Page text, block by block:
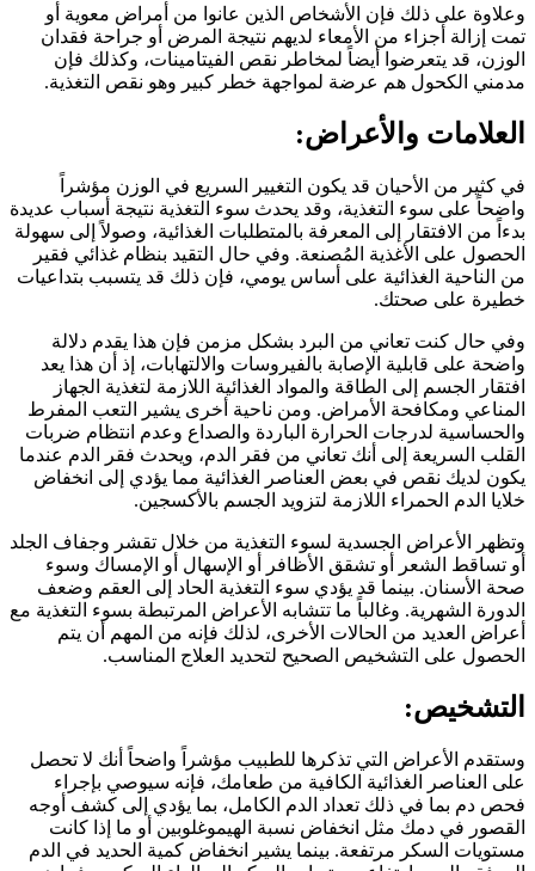
وعلاوة على ذلك فإن الأشخاص الذين عانوا من أمراض معوية أو
تمت إزالة أجزاء من الأمعاء لديهم نتيجة المرض أو جراحة فقدان
الوزن، قد يتعرضوا أيضاً لمخاطر نقص الفيتامينات، وكذلك فإن
مدمني الكحول هم عرضة لمواجهة خطر كبير وهو نقص التغذية.
العلامات والأعراض:
في كثير من الأحيان قد يكون التغيير السريع في الوزن مؤشراً
واضحاً على سوء التغذية، وقد يحدث سوء التغذية نتيجة أسباب عديدة
بدءاً من الافتقار إلى المعرفة بالمتطلبات الغذائية، وصولاً إلى سهولة
الحصول على الأغذية المُصنعة. وفي حال التقيد بنظام غذائي فقير
من الناحية الغذائية على أساس يومي، فإن ذلك قد يتسبب بتداعيات
خطيرة على صحتك.
وفي حال كنت تعاني من البرد بشكل مزمن فإن هذا يقدم دلالة
واضحة على قابلية الإصابة بالفيروسات والالتهابات، إذ أن هذا يعد
افتقار الجسم إلى الطاقة والمواد الغذائية اللازمة لتغذية الجهاز
المناعي ومكافحة الأمراض. ومن ناحية أخرى يشير التعب المفرط
والحساسية لدرجات الحرارة الباردة والصداع وعدم انتظام ضربات
القلب السريعة إلى أنك تعاني من فقر الدم، ويحدث فقر الدم عندما
يكون لديك نقص في بعض العناصر الغذائية مما يؤدي إلى انخفاض
خلايا الدم الحمراء اللازمة لتزويد الجسم بالأكسجين.
وتظهر الأعراض الجسدية لسوء التغذية من خلال تقشر وجفاف الجلد
أو تساقط الشعر أو تشقق الأظافر أو الإسهال أو الإمساك وسوء
صحة الأسنان. بينما قد يؤدي سوء التغذية الحاد إلى العقم وضعف
الدورة الشهرية. وغالباً ما تتشابه الأعراض المرتبطة بسوء التغذية مع
أعراض العديد من الحالات الأخرى، لذلك فإنه من المهم أن يتم
الحصول على التشخيص الصحيح لتحديد العلاج المناسب.
التشخيص:
وستقدم الأعراض التي تذكرها للطبيب مؤشراً واضحاً أنك لا تحصل
على العناصر الغذائية الكافية من طعامك، فإنه سيوصي بإجراء
فحص دم بما في ذلك تعداد الدم الكامل، بما يؤدي إلى كشف أوجه
القصور في دمك مثل انخفاض نسبة الهيموغلوبين أو ما إذا كانت
مستويات السكر مرتفعة. بينما يشير انخفاض كمية الحديد في الدم